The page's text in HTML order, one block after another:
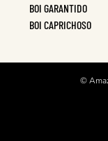
BOI GARANTIDO
BOI CAPRICHOSO
©